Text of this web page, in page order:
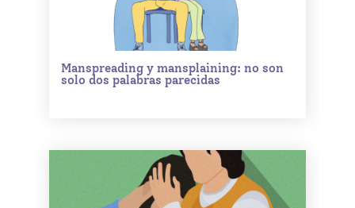
Manspreading y mansplaining: no son
solo dos palabras parecidas